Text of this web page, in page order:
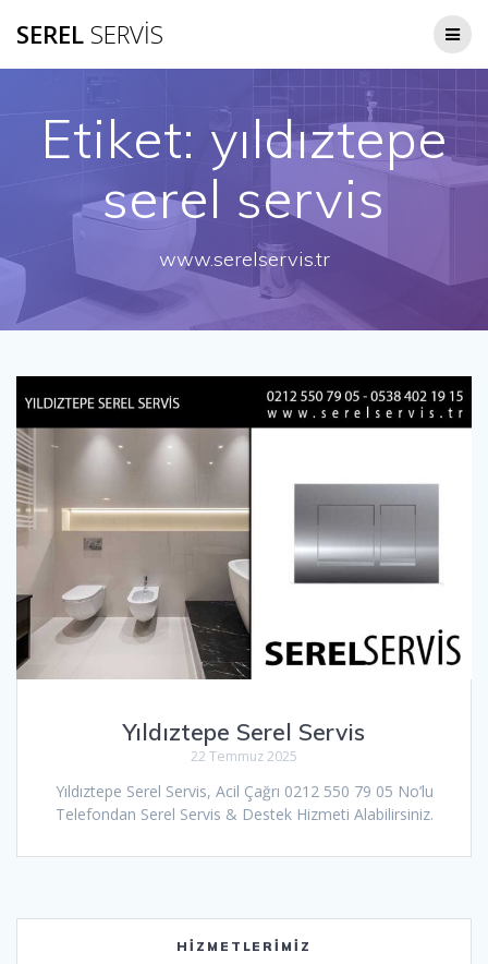
SERELSERVİS
Etiket: yıldıztepe
serel servis
www.serelservis.tr
Yıldıztepe Serel Servis
22 Temmuz 2025
Yıldıztepe Serel Servis, Acil Çağrı 0212 550 79 05 No’lu
Telefondan Serel Servis & Destek Hizmeti Alabilirsiniz.
HIZMETLERIMIZ